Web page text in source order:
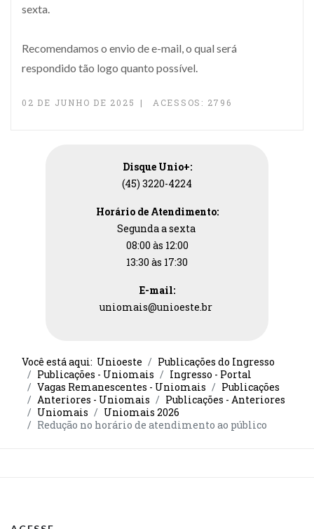
sexta.
Recomendamos o envio de e-mail, o qual será
respondido tão logo quanto possível.
02 DE JUNHO DE 2025 ACESSOS: 2796
Disque Unio+:
(45) 3220-4224
Horário de Atendimento:
Segunda a sexta
08:00 às 12:00
13:30 às 17:30
E-mail:
uniomais@unioeste.br
Você está aqui: Unioeste
Publicações do Ingresso
Publicações - Uniomais
Ingresso - Portal
Vagas Remanescentes - Uniomais
Publicações
Anteriores - Uniomais
Publicações - Anteriores
Uniomais
Uniomais 2026
Redução no horário de atendimento ao público